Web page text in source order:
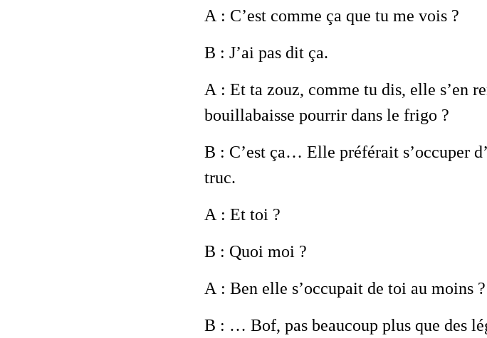
A : C’est comme ça que tu me vois ?
B : J’ai pas dit ça.
A : Et ta zouz, comme tu dis, elle s’en
bouillabaisse pourrir dans le frigo ?
B : C’est ça… Elle préférait s’occuper
truc.
A : Et toi ?
B : Quoi moi ?
A : Ben elle s’occupait de toi au moins ?
B : … Bof, pas beaucoup plus que des